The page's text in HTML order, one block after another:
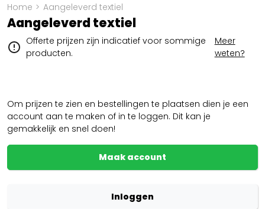
Home > Aangeleverd textiel
Aangeleverd textiel
Offerte prijzen zijn indicatief voor sommige
producten.
Meer
weten?
Om prijzen te zien en bestellingen te plaatsen dien je een
account aan te maken of in te loggen. Dit kan je
gemakkelijk en snel doen!
Maak account
Inloggen